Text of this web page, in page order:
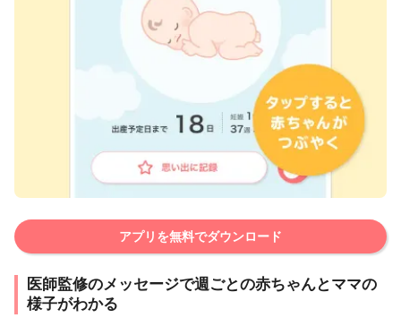
アプリを無料でダウンロード
医師監修のメッセージで週ごとの赤ちゃんとママの
様子がわかる